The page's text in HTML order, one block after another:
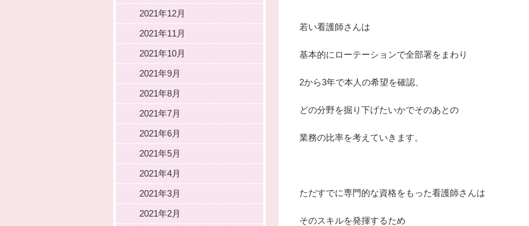
若い看護師さんは
基本的にローテーションで全部署をまわり
2から3年で本人の希望を確認、
どの分野を掘り下げたいかでそのあとの
業務の比率を考えていきます。
ただすでに専門的な資格をもった看護師さんは
そのスキルを発揮するため
2021年12月
2021年11月
2021年10月
2021年9月
2021年8月
2021年7月
2021年6月
2021年5月
2021年4月
2021年3月
2021年2月